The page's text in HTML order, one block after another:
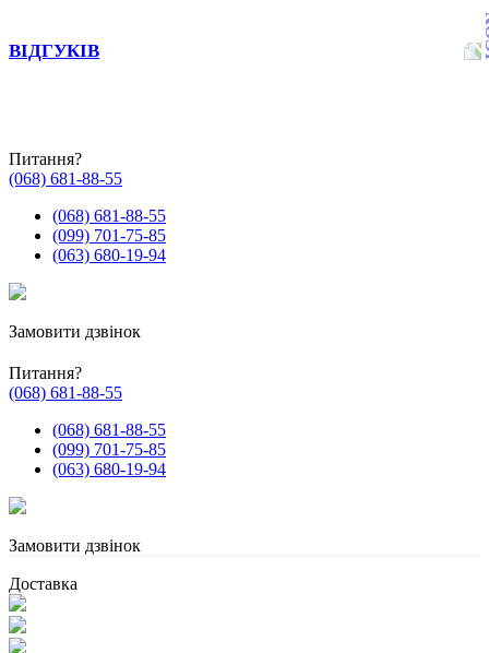
ВІДГУКІВ
Питання?
(068) 681-88-55
(068) 681-88-55
(099) 701-75-85
(063) 680-19-94
Замовити дзвінок
Питання?
(068) 681-88-55
(068) 681-88-55
(099) 701-75-85
(063) 680-19-94
Замовити дзвінок
Доставка